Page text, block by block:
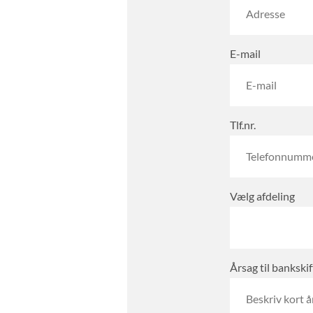
E-mail
Tlf.nr.
Vælg afdeling
Årsag til